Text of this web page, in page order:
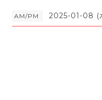
AM/PM 2025-01-08 (